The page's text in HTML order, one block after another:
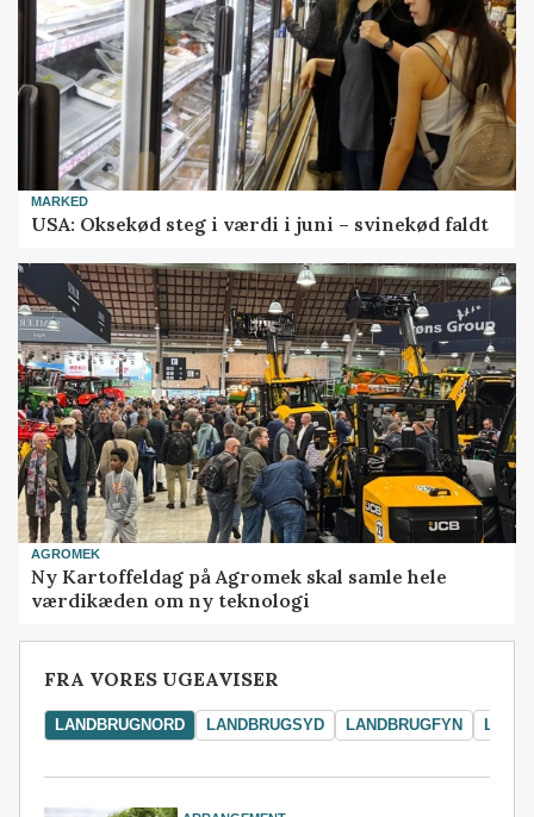
MARKED
USA: Oksekød steg i værdi i juni – svinekød faldt
AGROMEK
Ny Kartoffeldag på Agromek skal samle hele
værdikæden om ny teknologi
FRA VORES UGEAVISER
LANDBRUGNORD LANDBRUGSYD LANDBRUGFYN